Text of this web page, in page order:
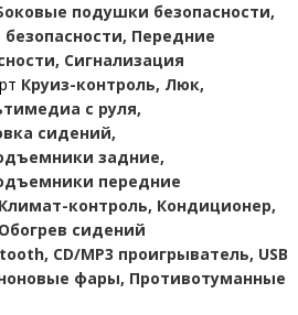
подушки безопасности,
Передние
Сигнализация
Круиз-контроль, Люк,
с руля,
сидений,
задние,
передние
Климат-контроль, Кондиционер,
сидений
CD/MP3 проигрыватель, USB
фары, Противотуманные